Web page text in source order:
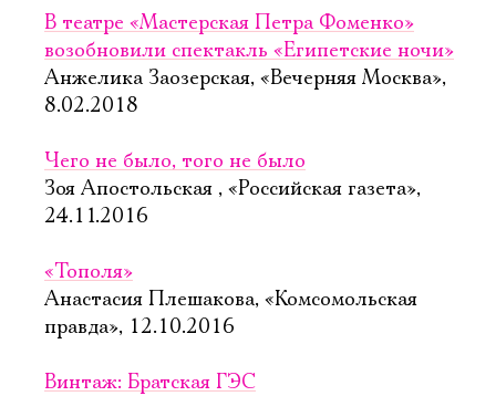
В театре «Мастерская Петра Фоменко»
возобновили спектакль «Египетские ночи»
Анжелика Заозерская, «Вечерняя Москва»,
8.02.2018
Чего не было, того не было
Зоя Апостольская , «Российская газета»,
24.11.2016
«Тополя»
Анастасия Плешакова, «Комсомольская
правда», 12.10.2016
Винтаж: Братская ГЭС